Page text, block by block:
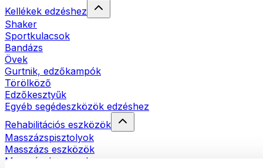
Kellékek edzéshez
Shaker
Sportkulacsok
Bandázs
Övek
Gurtnik, edzőkampók
Törölköző
Edzőkesztyűk
Egyéb segédeszközök edzéshez
Rehabilitációs eszközök
Masszázspisztolyok
Masszázs eszközök
Masszázshengerek